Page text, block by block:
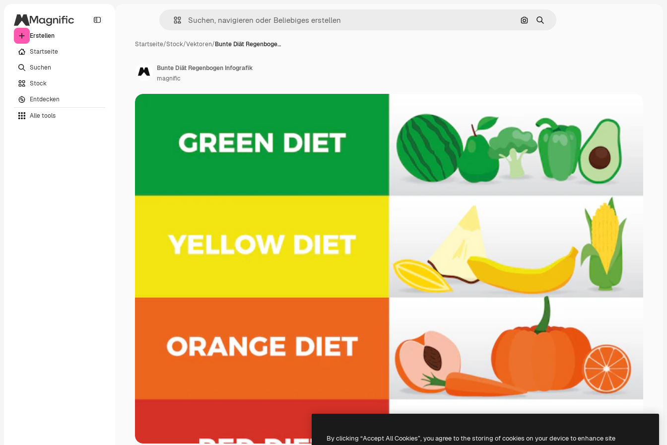
Erstellen
Startseite
Suchen
Stock
Entdecken
Alle tools
Nach Bild suchen
Suchen
Startseite/Stock/Vektoren/Bunte Diät Regenboge…
Bunte Diät Regenbogen Infografik
magnific
By clicking “Accept All Cookies”, you agree to the storing of cookies on your device to enhance site